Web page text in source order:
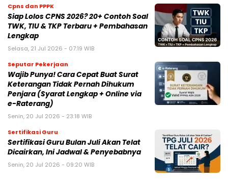
Cpns dan PPPK
Siap Lolos CPNS 2026? 20+ Contoh Soal
TWK, TIU & TKP Terbaru + Pembahasan
Lengkap
Selasa, 21 Jul 2026 - 07:19 WIB
Seputar Pekerjaan
Wajib Punya! Cara Cepat Buat Surat
Keterangan Tidak Pernah Dihukum
Penjara (Syarat Lengkap + Online via
e-Raterang)
Senin, 20 Jul 2026 - 23:18 WIB
Sertifikasi Guru
Sertifikasi Guru Bulan Juli Akan Telat
Dicairkan, Ini Jadwal & Penyebabnya
Senin, 20 Jul 2026 - 09:20 WIB